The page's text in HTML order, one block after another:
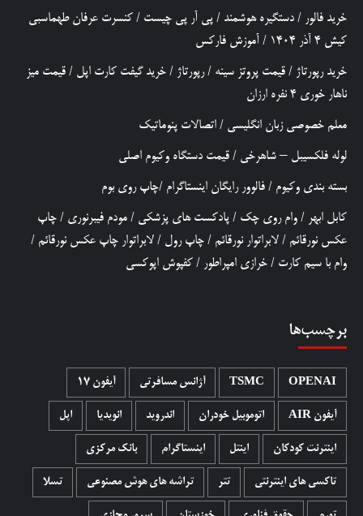
خرید فالور / دستگیره هوشمند / پی آر پی چیست / کنسرت عرفان طهماسبی
کیش 4 آذر 1404
/ آموزش فارکس
خرید رپورتاژ / قیمت پروتز سینه /رپورتاژ / خرید گیفت کارت اپل / قیمت میز
ناهار خوری 4 نفره ارزان
معلم خصوصی زبان انگلیسی / اتصالات پنوماتیک
لوله فلکسیبل – شاهرخی / قیمت دستگاه وکیوم اصلی
بسته بندی وکیوم / فالوور رایگان اینستاگرام /چاپ روی بوم
کابل ابهر / وام روی چک / پادکست های پزشکی / مودم فیبرنوری / چاپ
عکس نورقائم / لابراتوار نورقائم / چاپ رول / لابراتوار چاپ عکس نورقائم /
وام با سیم کارت / خرازی امپراطور / کفپوش اپوکسی
برچسب‌ها
OPENAI
TSMC آژانس مسافرتی آیفون 17
آیفون AIR اتوموبیل خودران اندروید انویدیا اپل
اینترنت کودکان اینتل اینستاگرام بانک مرکزی
تاکسی های اینترنتی تتر تراشه های هوش مصنوعی تسلا